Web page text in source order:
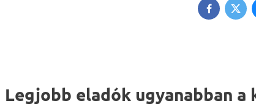
Facebook
Legjobb eladók ugyanabban a